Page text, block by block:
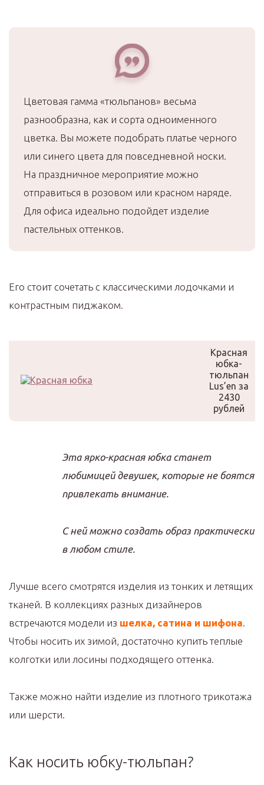
Цветовая гамма «тюльпанов» весьма
разнообразна, как и сорта одноименного
цветка. Вы можете подобрать платье черного
или синего цвета для повседневной носки.
На праздничное мероприятие можно
отправиться в розовом или красном наряде.
Для офиса идеально подойдет изделие
пастельных оттенков.
Его стоит сочетать с классическими лодочками и
контрастным пиджаком.
Красная
юбка-
тюльпан
Lus’en за
2430
рублей
Эта ярко-красная юбка станет
любимицей девушек, которые не боятся
привлекать внимание.
С ней можно создать образ практически
в любом стиле.
Лучше всего смотрятся изделия из тонких и летящих
тканей. В коллекциях разных дизайнеров
встречаются модели из шелка, сатина и шифона
Чтобы носить их зимой, достаточно купить теплые
колготки или лосины подходящего оттенка.
Также можно найти изделие из плотного трикотажа
или шерсти.
Как носить юбку-тюльпан?